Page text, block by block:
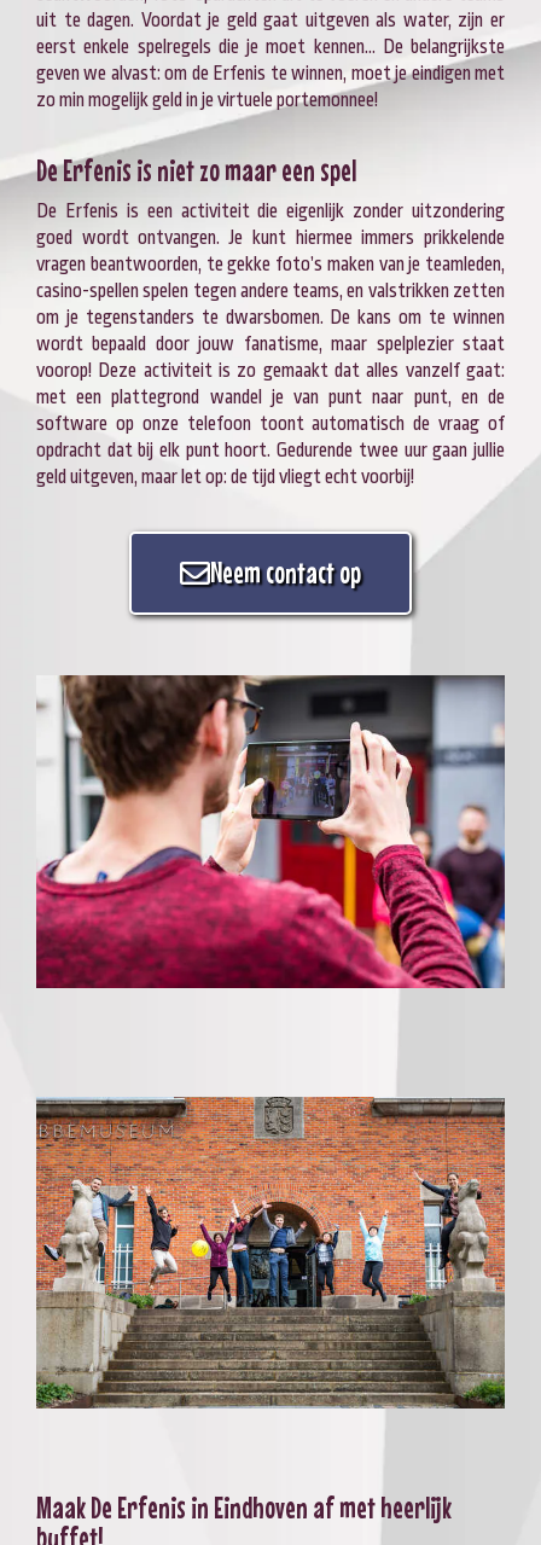
uit te dagen. Voordat je geld gaat uitgeven als water, zijn er
eerst enkele spelregels die je moet kennen… De belangrijkste
geven we alvast: om de Erfenis te winnen, moet je eindigen met
zo min mogelijk geld in je virtuele portemonnee!
De Erfenis is niet zo maar een spel
De Erfenis is een activiteit die eigenlijk zonder uitzondering
goed wordt ontvangen. Je kunt hiermee immers prikkelende
vragen beantwoorden, te gekke foto’s maken van je teamleden,
casino-spellen spelen tegen andere teams, en valstrikken zetten
om je tegenstanders te dwarsbomen. De kans om te winnen
wordt bepaald door jouw fanatisme, maar spelplezier staat
voorop! Deze activiteit is zo gemaakt dat alles vanzelf gaat:
met een plattegrond wandel je van punt naar punt, en de
software op onze telefoon toont automatisch de vraag of
opdracht dat bij elk punt hoort. Gedurende twee uur gaan jullie
geld uitgeven, maar let op: de tijd vliegt echt voorbij!
Neem contact op
Maak De Erfenis in Eindhoven af met heerlijk